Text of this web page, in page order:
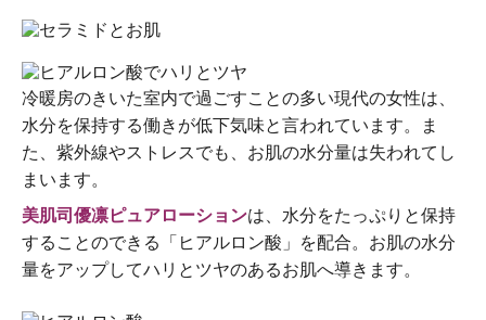
冷暖房のきいた室内で過ごすことの多い現代の女性は、
水分を保持する働きが低下気味と言われています。ま
た、紫外線やストレスでも、お肌の水分量は失われてし
まいます。
美肌司優凛ピュアローションは、水分をたっぷりと保持
することのできる「ヒアルロン酸」を配合。お肌の水分
量をアップしてハリとツヤのあるお肌へ導きます。